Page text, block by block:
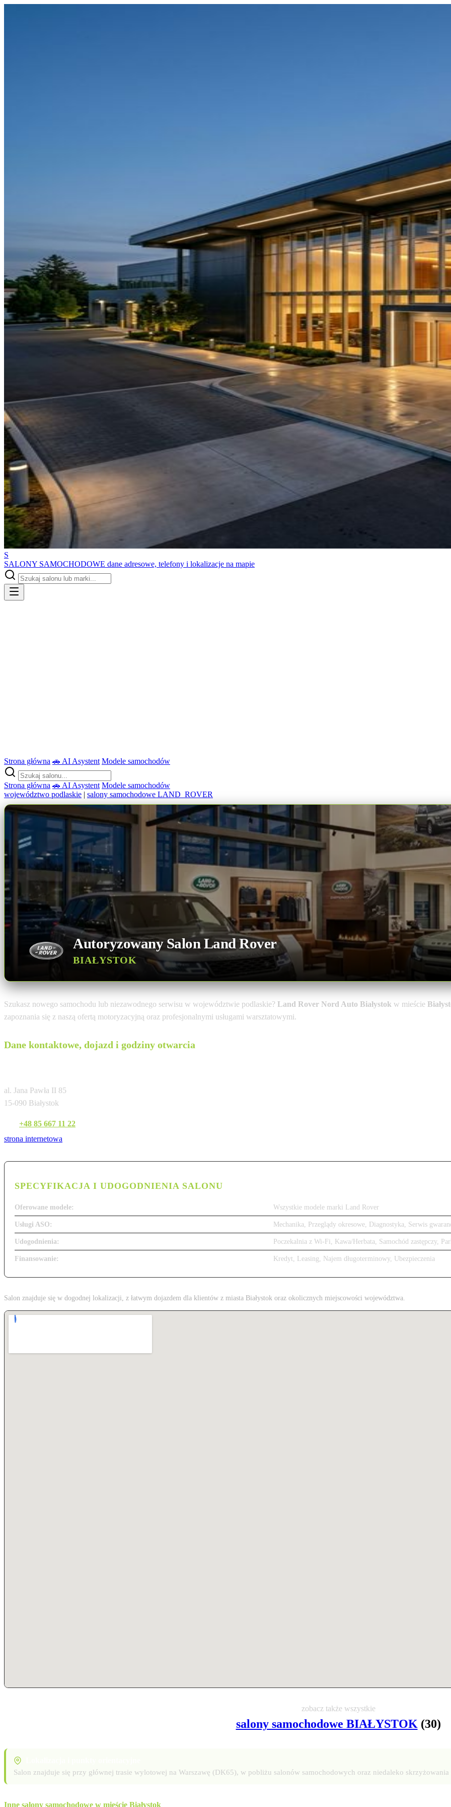
S
SALONY SAMOCHODOWE dane adresowe, telefony i lokalizacje na mapie
Strona główna 🚗 AI Asystent Modele samochodów
Strona główna 🚗 AI Asystent Modele samochodów
województwo podlaskie | salony samochodowe LAND_ROVER
Autoryzowany Salon Land Rover
BIAŁYSTOK
Szukasz nowego samochodu lub niezawodnego serwisu w województwie podlaskie? Land Rover Nord Auto Białystok w mieście
zapoznania się z naszą ofertą motoryzacyjną oraz profesjonalnymi usługami warsztatowymi.
Dane kontaktowe, dojazd i godziny otwarcia
al. Jana Pawła II 85
15-090 Białystok
+48 85 667 11 22
strona internetowa
SPECYFIKACJA I UDOGODNIENIA SALONU
Oferowane modele: Wszystkie modele marki Land Rover
Usługi ASO: Mechanika, Przeglądy okresowe, Diagnostyka, Serwis
Udogodnienia: Poczekalnia z Wi-Fi, Kawa/Herbata, Samochód zastępczy,
Finansowanie: Kredyt, Leasing, Najem długoterminowy, Ubezpieczenia
Salon znajduje się w dogodnej lokalizacji, z łatwym dojazdem dla klientów z miasta Białystok oraz okolicznych miejscowości województwa.
zobacz także wszystkie
salony samochodowe BIAŁYSTOK (30)
Salon znajduje się przy głównej trasie wylotowej na Warszawę (DK65), w pobliżu salonów samochodowych oraz niedaleko skrzyżowania
Inne salony samochodowe w mieście Białystok